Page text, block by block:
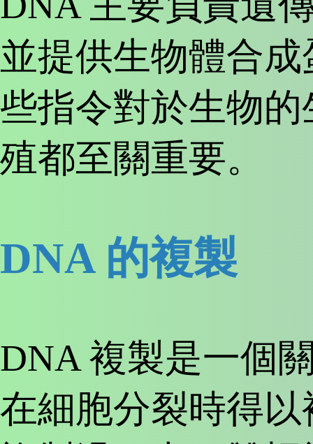
並提供生物體合
些指令對於生物
殖都至關重要。
DNA 的複製
DNA 複製是一個
在細胞分裂時得